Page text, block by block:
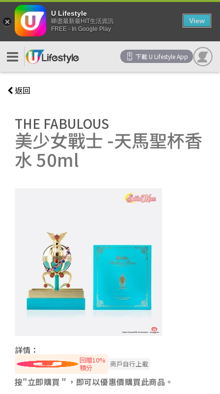
下載 U Lifestyle App
返回
THE FABULOUS
美少女戰士 -天馬聖杯香
水 50ml
詳情：
回贈10%
積分
商戶自行上載
按"立即購買＂，即可以優惠價購買此商品。
U Lifestyle
睇盡最新最HIT生活資訊
FREE - In Google Play
View